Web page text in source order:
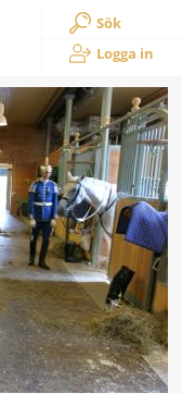
Sök
Logga in